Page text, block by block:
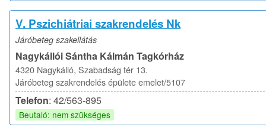
V. Pszichiátriai szakrendelés Nk
Járóbeteg szakellátás
Nagykállói Sántha Kálmán Tagkórház
4320 Nagykálló, Szabadság tér 13.
Járóbeteg szakrendelés épülete emelet/5107
Telefon: 42/563-895
Beutaló: nem szükséges